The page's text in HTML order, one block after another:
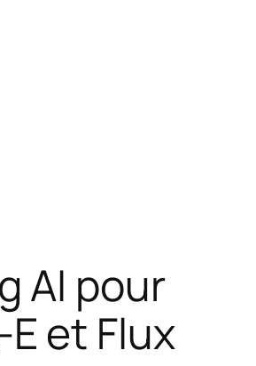
AI pour
et Flux